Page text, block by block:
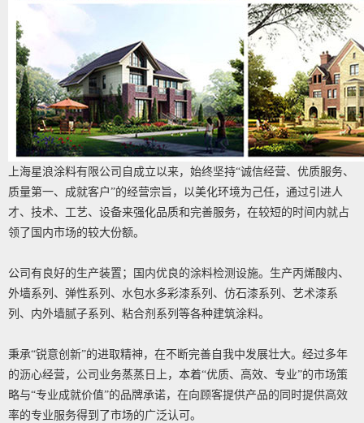
上海星浪涂料有限公司自成立以来，始终坚持“诚信经营、优质服务、
质量第一、成就客户”的经营宗旨，以美化环境为己任，通过引进人
才、技术、工艺、设备来强化品质和完善服务，在较短的时间内就占
领了国内市场的较大份额。
公司有良好的生产装置；国内优良的涂料检测设施。生产丙烯酸内、
外墙系列、弹性系列、水包水多彩漆系列、仿石漆系列、艺术漆系
列、内外墙腻子系列、粘合剂系列等各种建筑涂料。
秉承“锐意创新”的进取精神，在不断完善自我中发展壮大。经过多年
的沥心经营，公司业务蒸蒸日上，本着“优质、高效、专业”的市场策
略与“专业成就价值”的品牌承诺，在向顾客提供产品的同时提供高效
率的专业服务得到了市场的广泛认可。